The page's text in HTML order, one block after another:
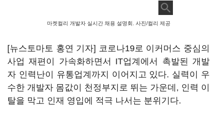
마켓컬리 개발자 실시간 채용 설명회. 사진/컬리 제공
[뉴스토마토 홍연 기자] 코로나19로 이커머스 중심의
사업 재편이 가속화하면서 IT업계에서 촉발된 개발
자 인력난이 유통업계까지 이어지고 있다. 실력이 우
수한 개발자 몸값이 천정부지로 뛰는 가운데, 인력 이
탈을 막고 인재 영입에 적극 나서는 분위기다.